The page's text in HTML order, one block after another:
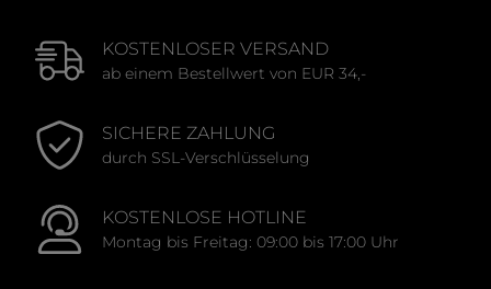
KOSTENLOSER VERSAND
ab einem Bestellwert von EUR 34,-
SICHERE ZAHLUNG
durch SSL-Verschlüsselung
KOSTENLOSE HOTLINE
Montag bis Freitag: 09:00 bis 17:00 Uhr